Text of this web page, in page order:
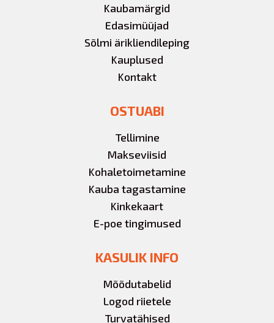
Kaubamärgid
Edasimüüjad
Sõlmi ärikliendileping
Kauplused
Kontakt
OSTUABI
Tellimine
Makseviisid
Kohaletoimetamine
Kauba tagastamine
Kinkekaart
E-poe tingimused
KASULIK INFO
Mõõdutabelid
Logod riietele
Turvatähised